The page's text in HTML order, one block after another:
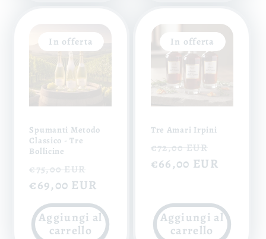
In offerta
Spumanti Metodo
Classico - Tre
Bollicine
Prezzo
di
listino
€75,00 EUR
scontato
€69,00 EUR
Aggiungi al
carrello
In offerta
Tre Amari Irpini
Prezzo
di
€72,00 EUR
scontato
€66,00 EUR
Aggiungi al
carrello